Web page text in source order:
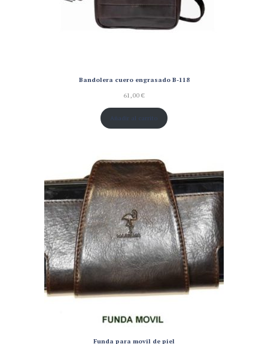
Bandolera cuero engrasado B-118
61,00€
Añadir al carrito
Funda para movil de piel